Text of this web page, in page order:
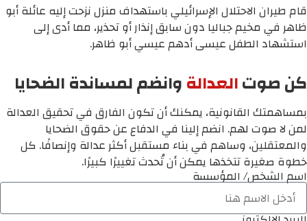
قام طيران الاحتلال الإسرائيلي باستهداف منزل نزحت إليه عائلة أبو
ظاهر في مخيم جباليا دون سابق إنذار أو تحذير، مما أدى إلى
استشهاد الطفل عيسى أدهم عيسي أبو ظاهر.
كن صوتالعدالةوانضم لمساندة الضحايا
بمساهمتك القانونية، يمكنك أن تكون الفارق في تحقيق العدالة
لمن لا صوت لهم. انضم إلينا في الدفاع عن حقوق الضحايا
والمعتقلين، وساهم في بناء مستقبل أكثر عدالة وإنصافًا. كل
خطوة صغيرة تتخذها يمكن أن تُحدث تغييرًا كبيرًا.
اسم الشخص/ المؤسسة